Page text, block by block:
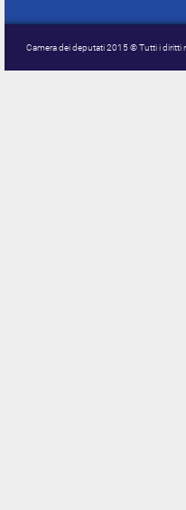
Camera dei deputati 2015 © Tutti i diritti